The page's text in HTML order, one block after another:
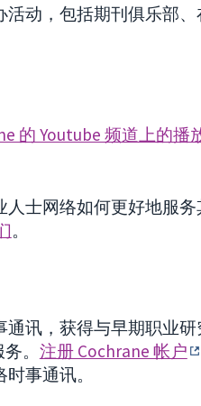
动，包括期刊俱乐部
的 Youtube 频道上的播
士网络如何更好地服
。
讯，获得与早期职业研
。 注册 Cochrane 帐户
事通讯。